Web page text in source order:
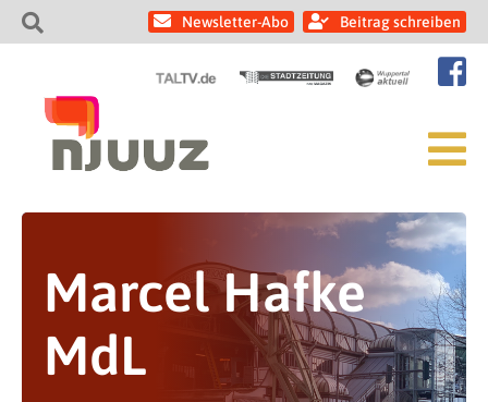
Newsletter-Abo Beitrag schreiben
Marcel Hafke
MdL